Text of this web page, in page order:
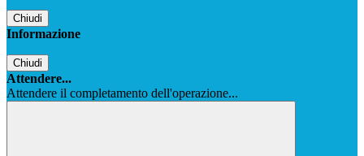
Chiudi
Informazione
Chiudi
Attendere...
Attendere il completamento dell'operazione...